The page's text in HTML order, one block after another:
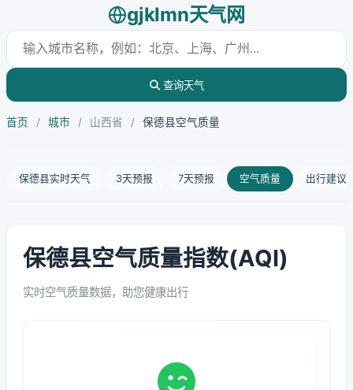
gjklmn天气网
查询天气
首页 / 城市 / 山西省 / 保德县空气质量
保德县实时天气 3天预报 7天预报 空气质量 出行建议
保德县空气质量指数(AQI)
实时空气质量数据，助您健康出行